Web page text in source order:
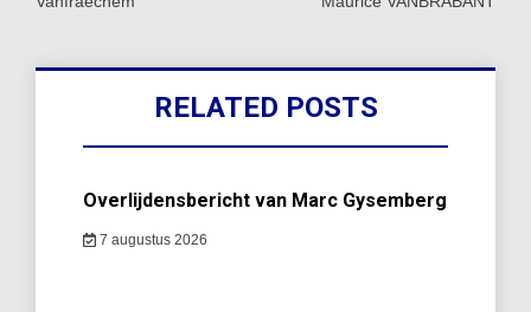
RELATED POSTS
Overlijdensbericht van Marc Gysemberg
7 augustus 2026